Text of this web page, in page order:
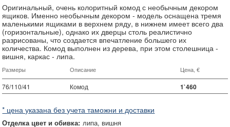
Оригинальный, очень колоритный комод с необычным декором
ящиков. Именно необычным декором - модель оснащена тремя
маленькими ящиками в верхнем ряду, в нижнем имеет всего два
(горизонтальные), однако их дверцы столь реалистично
разрисованы, что создается впечатление большего их
количества. Комод выполнен из дерева, при этом столешница -
вишня, каркас - липа.
Размеры Описание Цена, €
76/110/41 Комод 1`460
* цена указана без учета таможни и доставки
Отделка цвет и обивка: липа вишня